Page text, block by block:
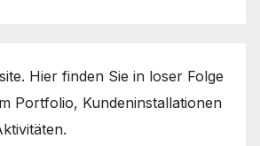
Hier finden Sie in loser Folge
Portfolio, Kundeninstallationen